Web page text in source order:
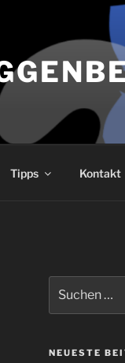
Tipps Kontakt
nach:
NEUESTE